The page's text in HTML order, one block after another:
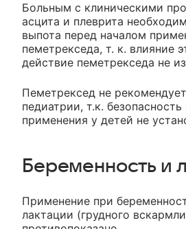
Больным с клиническими
асцита и плеврита
выпота перед началом
пеметрекседа, т. к. влияние
действие пеметрекседа не
Пеметрексед не
педиатрии, т.к.
применения у детей не
Беременность и
Применение при
лактации (грудного